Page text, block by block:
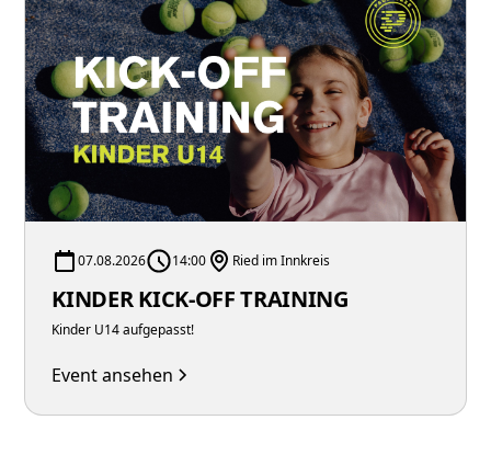
07.08.2026 14:00 Ried im Innkreis
KINDER KICK-OFF TRAINING
Kinder U14 aufgepasst!
Event ansehen